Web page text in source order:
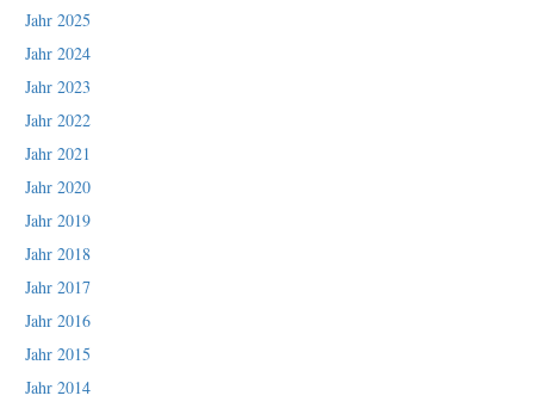
Jahr 2025
Jahr 2024
Jahr 2023
Jahr 2022
Jahr 2021
Jahr 2020
Jahr 2019
Jahr 2018
Jahr 2017
Jahr 2016
Jahr 2015
Jahr 2014